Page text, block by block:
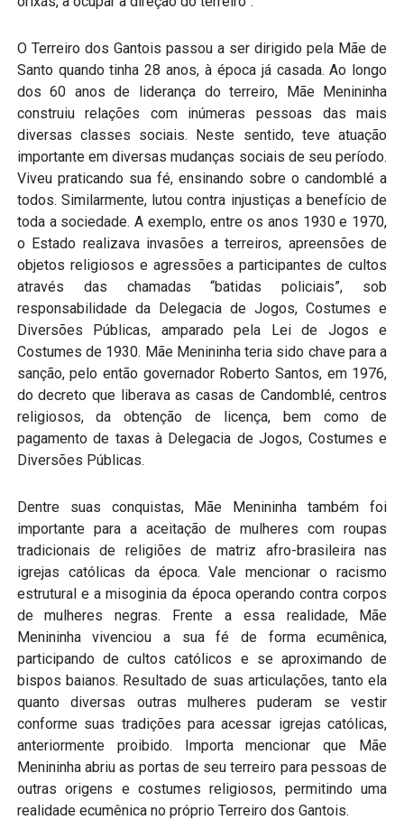
O Terreiro dos Gantois passou a ser dirigido pela Mãe de
Santo quando tinha 28 anos, à época já casada. Ao longo
dos 60 anos de liderança do terreiro, Mãe Menininha
construiu relações com inúmeras pessoas das mais
diversas classes sociais. Neste sentido, teve atuação
importante em diversas mudanças sociais de seu período.
Viveu praticando sua fé, ensinando sobre o candomblé a
todos. Similarmente, lutou contra injustiças a benefício de
toda a sociedade. A exemplo, entre os anos 1930 e 1970,
o Estado realizava invasões a terreiros, apreensões de
objetos religiosos e agressões a participantes de cultos
através das chamadas “batidas policiais”, sob
responsabilidade da Delegacia de Jogos, Costumes e
Diversões Públicas, amparado pela Lei de Jogos e
Costumes de 1930. Mãe Menininha teria sido chave para a
sanção, pelo então governador Roberto Santos, em 1976,
do decreto que liberava as casas de Candomblé, centros
religiosos, da obtenção de licença, bem como de
pagamento de taxas à Delegacia de Jogos, Costumes e
Diversões Públicas.
Dentre suas conquistas, Mãe Menininha também foi
importante para a aceitação de mulheres com roupas
tradicionais de religiões de matriz afro-brasileira nas
igrejas católicas da época. Vale mencionar o racismo
estrutural e a misoginia da época operando contra corpos
de mulheres negras. Frente a essa realidade, Mãe
Menininha vivenciou a sua fé de forma ecumênica,
participando de cultos católicos e se aproximando de
bispos baianos. Resultado de suas articulações, tanto ela
quanto diversas outras mulheres puderam se vestir
conforme suas tradições para acessar igrejas católicas,
anteriormente proibido. Importa mencionar que Mãe
Menininha abriu as portas de seu terreiro para pessoas de
outras origens e costumes religiosos, permitindo uma
realidade ecumênica no próprio Terreiro dos Gantois.